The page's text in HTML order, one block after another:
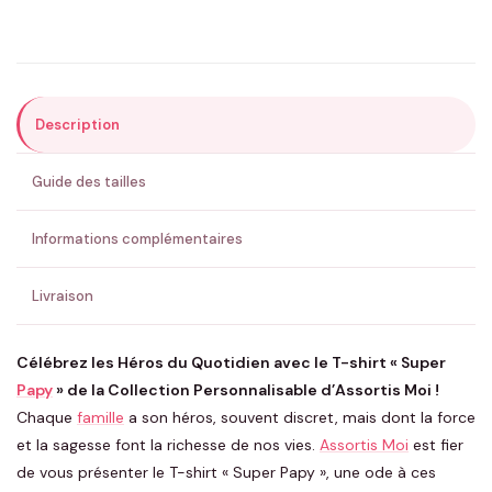
ENVOYER MA DEMANDE ✨
💚 Retour sous 24-48h🇫🇷 Flocage en France✅ Validation avant fabrication
Description
Guide des tailles
Informations complémentaires
Livraison
Célébrez les Héros du Quotidien avec le T-shirt « Super
Papy » de la Collection Personnalisable d’Assortis Moi !
Chaque famille a son héros, souvent discret, mais dont la force
et la sagesse font la richesse de nos vies. Assortis Moi est fier
de vous présenter le T-shirt « Super Papy », une ode à ces